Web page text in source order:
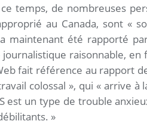
temps, de nombreuses
au Canada, sont «
maintenant été rapporté
journalistique raisonnable, en
fait référence au rapport
colossal », qui « arrive
est un type de trouble
»